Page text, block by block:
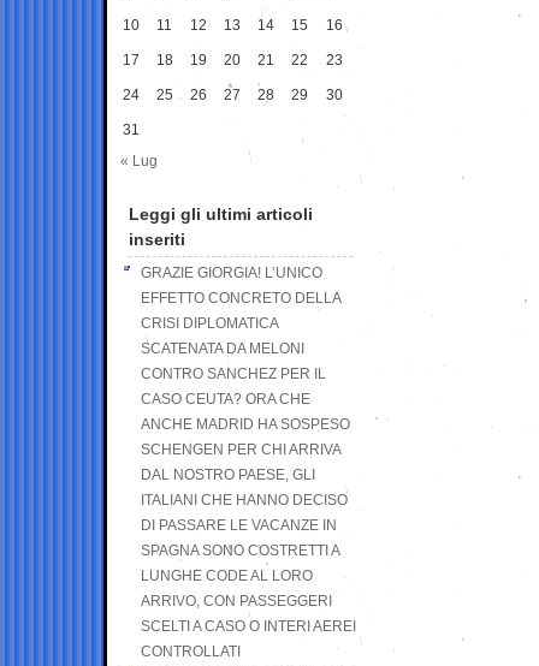
10 11 12 13 14 15 16
17 18 19 20 21 22 23
24 25 26 27 28 29 30
31
« Lug
Leggi gli ultimi articoli
inseriti
GRAZIE GIORGIA! L’UNICO
EFFETTO CONCRETO DELLA
CRISI DIPLOMATICA
SCATENATA DA MELONI
CONTRO SANCHEZ PER IL
CASO CEUTA? ORA CHE
ANCHE MADRID HA SOSPESO
SCHENGEN PER CHI ARRIVA
DAL NOSTRO PAESE, GLI
ITALIANI CHE HANNO DECISO
DI PASSARE LE VACANZE IN
SPAGNA SONO COSTRETTI A
LUNGHE CODE AL LORO
ARRIVO, CON PASSEGGERI
SCELTI A CASO O INTERI AEREI
CONTROLLATI